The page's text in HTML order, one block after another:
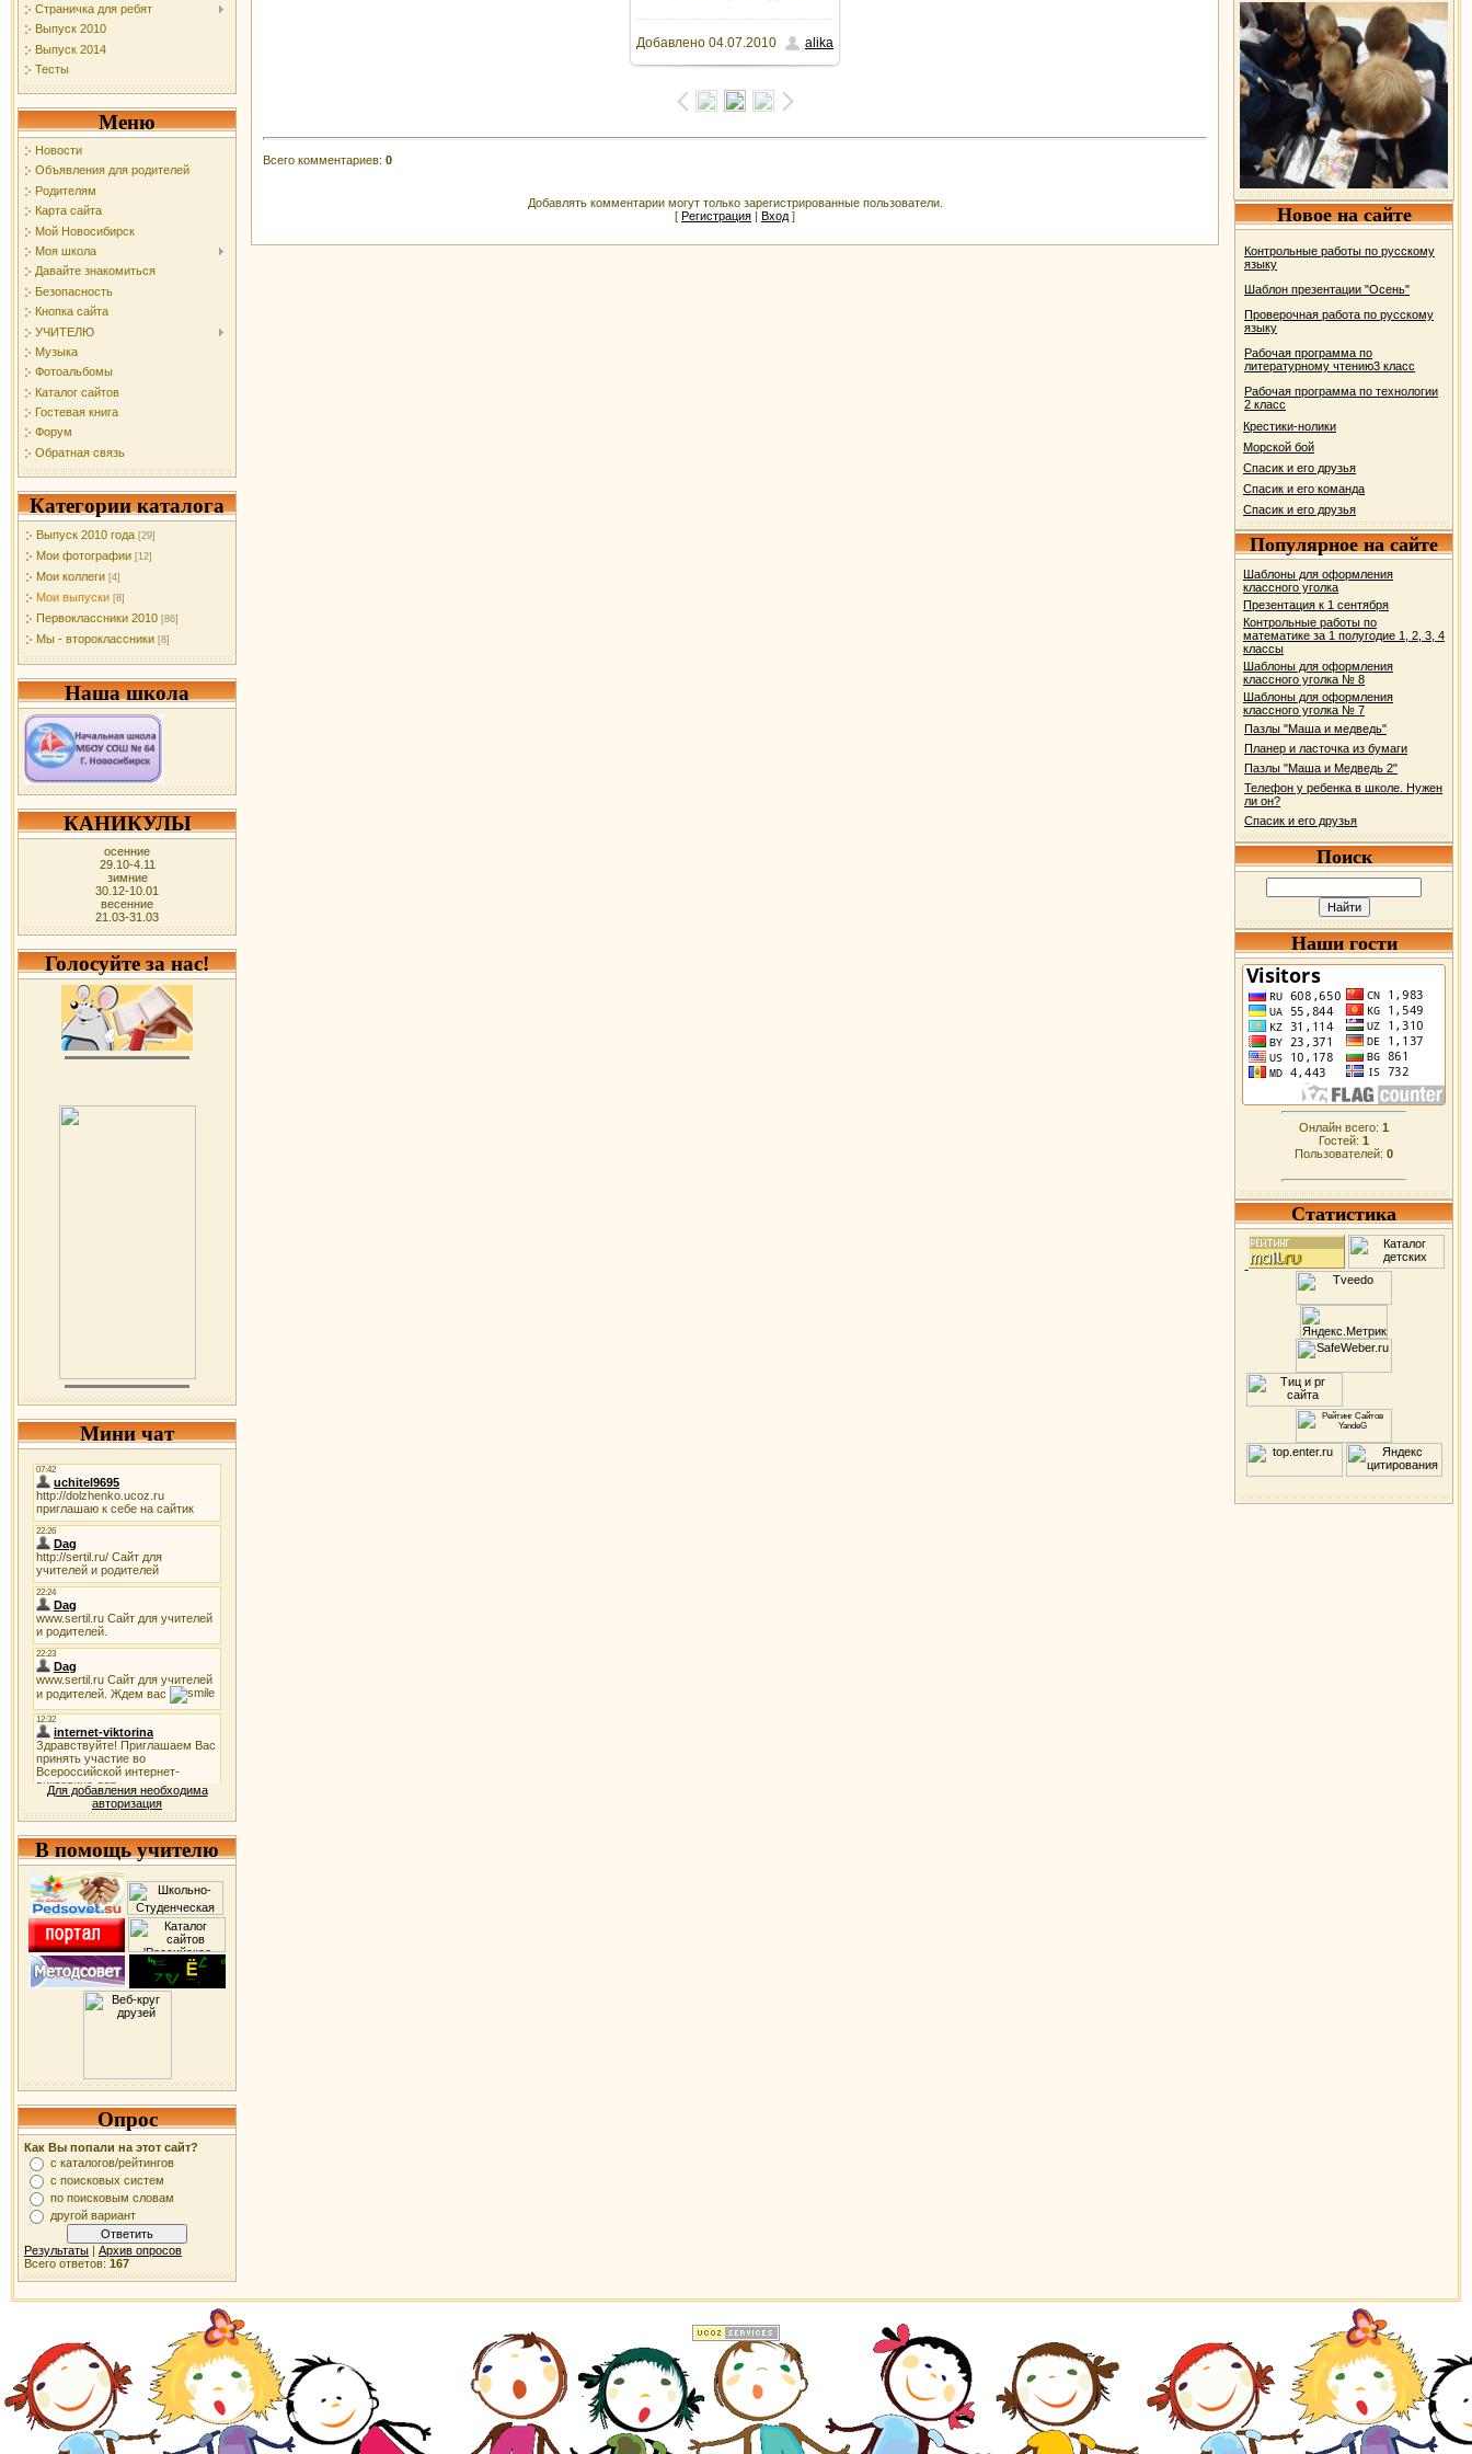
Страничка для ребят
Выпуск 2010
Выпуск 2014
Тесты
Меню
Новости
Объявления для родителей
Родителям
Карта сайта
Мой Новосибирск
Моя школа
Давайте знакомиться
Безопасность
Кнопка сайта
УЧИТЕЛЮ
Музыка
Фотоальбомы
Каталог сайтов
Гостевая книга
Форум
Обратная связь
Категории каталога
Выпуск 2010 года [29]
Мои фотографии [12]
Мои коллеги [4]
Мои выпуски [8]
Первоклассники 2010 [86]
Мы - второклассники [8]
Наша школа
КАНИКУЛЫ
осенние
29.10-4.11
зимние
30.12-10.01
весенние
21.03-31.03
Голосуйте за нас!
Мини чат
Для добавления необходима
авторизация
В помощь учителю
Опрос
Как Вы попали на этот сайт?
с каталогов/рейтингов
с поисковых систем
по поисковым словам
другой вариант
Результаты | Архив опросов
Всего ответов: 167
1600x1200 / 215.4Kb
Добавлено 04.07.2010 alika
Всего комментариев: 0
Добавлять комментарии могут только зарегистрированные пользователи.
[ Регистрация | Вход ] Новое на сайте
Контрольные работы по русскому
языку
Шаблон презентации "Осень"
Проверочная работа по русскому
языку
Рабочая программа по
литературному чтению3 класс
Рабочая программа по технологии
2 класс
Крестики-нолики
Морской бой
Спасик и его друзья
Спасик и его команда
Спасик и его друзья
Популярное на сайте
Шаблоны для оформления
классного уголка
Презентация к 1 сентября
Контрольные работы по
математике за 1 полугодие 1, 2, 3, 4
классы
Шаблоны для оформления
классного уголка № 8
Шаблоны для оформления
классного уголка № 7
Пазлы "Маша и медведь"
Планер и ласточка из бумаги
Пазлы "Маша и Медведь 2"
Телефон у ребенка в школе. Нужен
ли он?
Спасик и его друзья
Поиск
Наши гости
Онлайн всего: 1
Гостей: 1
Пользователей: 0
Статистика